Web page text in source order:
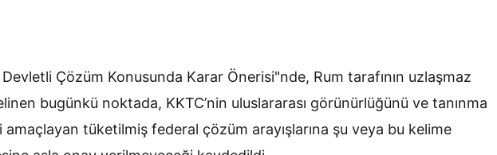
Devletli Çözüm Konusunda Karar Önerisi"nde, Rum tarafının uzlaşmaz
bugünkü noktada, KKTC’nin uluslararası görünürlüğünü ve tanınma
tüketilmiş federal çözüm arayışlarına şu veya bu kelime